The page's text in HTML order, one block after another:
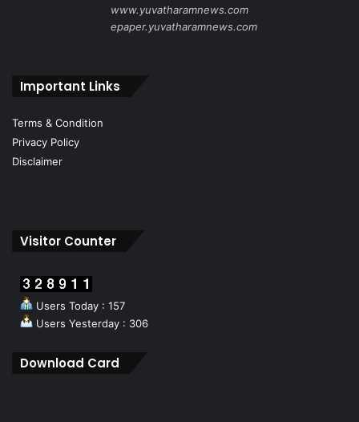
www.yuvatharamnews.com
epaper.yuvatharamnews.com
Important Links
Terms & Condition
Privacy Policy
Disclaimer
Visitor Counter
Users Today : 157
Users Yesterday : 306
Download Card